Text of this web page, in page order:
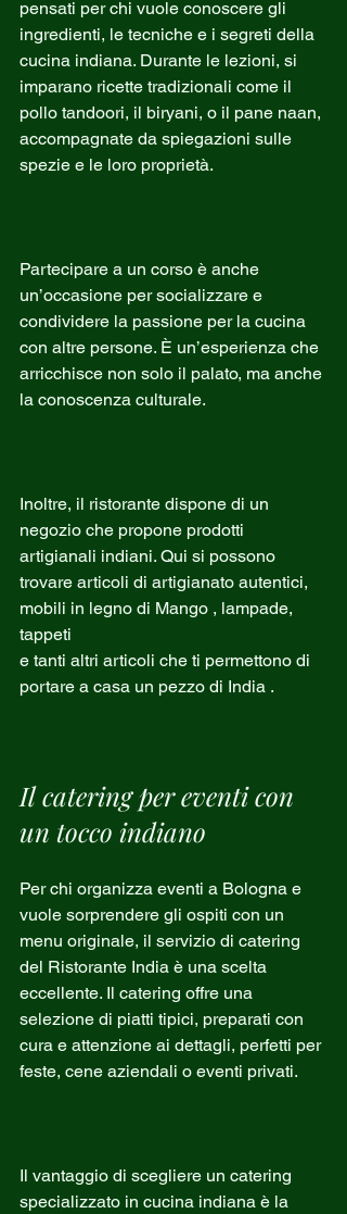
pensati per chi vuole conoscere gli
ingredienti, le tecniche e i segreti della
cucina indiana. Durante le lezioni, si
imparano ricette tradizionali come il
pollo tandoori, il biryani, o il pane naan,
accompagnate da spiegazioni sulle
spezie e le loro proprietà.
Partecipare a un corso è anche
un’occasione per socializzare e
condividere la passione per la cucina
con altre persone. È un’esperienza che
arricchisce non solo il palato, ma anche
la conoscenza culturale.
Inoltre, il ristorante dispone di un
negozio che propone prodotti
artigianali indiani. Qui si possono
trovare articoli di artigianato autentici,
mobili in legno di Mango , lampade,
tappeti
e tanti altri articoli che ti permettono di
portare a casa un pezzo di India .
Il catering per eventi con
un tocco indiano
Per chi organizza eventi a Bologna e
vuole sorprendere gli ospiti con un
menu originale, il servizio di catering
del Ristorante India è una scelta
eccellente. Il catering offre una
selezione di piatti tipici, preparati con
cura e attenzione ai dettagli, perfetti per
feste, cene aziendali o eventi privati.
Il vantaggio di scegliere un catering
specializzato in cucina indiana è la